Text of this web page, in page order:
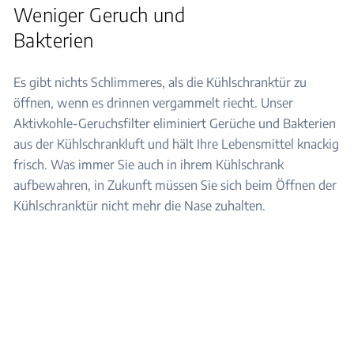
Weniger Geruch und
Bakterien
Es gibt nichts Schlimmeres, als die Kühlschranktür zu
öffnen, wenn es drinnen vergammelt riecht. Unser
Aktivkohle-Geruchsfilter eliminiert Gerüche und Bakterien
aus der Kühlschrankluft und hält Ihre Lebensmittel knackig
frisch. Was immer Sie auch in ihrem Kühlschrank
aufbewahren, in Zukunft müssen Sie sich beim Öffnen der
Kühlschranktür nicht mehr die Nase zuhalten.